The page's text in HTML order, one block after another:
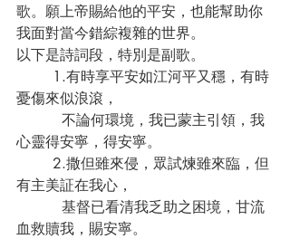
歌。願上帝賜給他的平安，也能幫助你
我面對當今錯綜複雜的世界。
以下是詩詞段，特別是副歌。
憂傷來似浪滾，
心靈得安寧，得安寧。
有主美証在我心，
血救贖我，賜安寧。